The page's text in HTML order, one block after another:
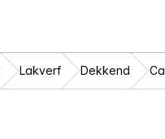
Lakverf Dekkend